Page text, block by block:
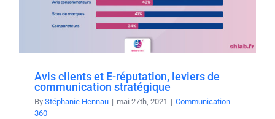
Avis clients et E-réputation, leviers de
communication stratégique
By Stéphanie Hennau | mai 27th, 2021 | Communication
360